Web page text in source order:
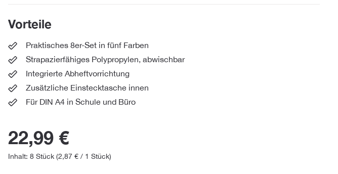
Vorteile
Praktisches 8er-Set in fünf Farben
Strapazierfähiges Polypropylen, abwischbar
Integrierte Abheftvorrichtung
Zusätzliche Einstecktasche innen
Für DIN A4 in Schule und Büro
22,99 €
Inhalt: 8 Stück (2,87 € / 1 Stück)